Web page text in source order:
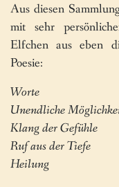
Aus diesen
mit sehr
Elfchen aus eben
Poesie:
Worte
Unendliche
Klang der Gefühle
Ruf aus der Tiefe
Heilung